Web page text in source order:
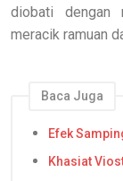
diobati dengan
meracik ramuan
Baca Juga
Efek
Khasiat